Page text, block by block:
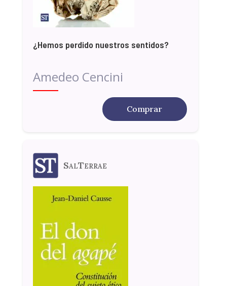
¿Hemos perdido nuestros sentidos?
Amedeo Cencini
Comprar
SalTerrae